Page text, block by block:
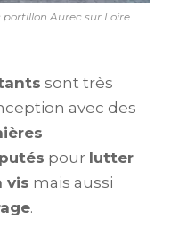
Aurec sur Loire
sont très
avec des
pour lutter
vis mais aussi
.